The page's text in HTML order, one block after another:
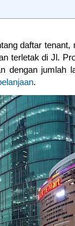
daftar
terletak di Jl.
dengan jumlah
.